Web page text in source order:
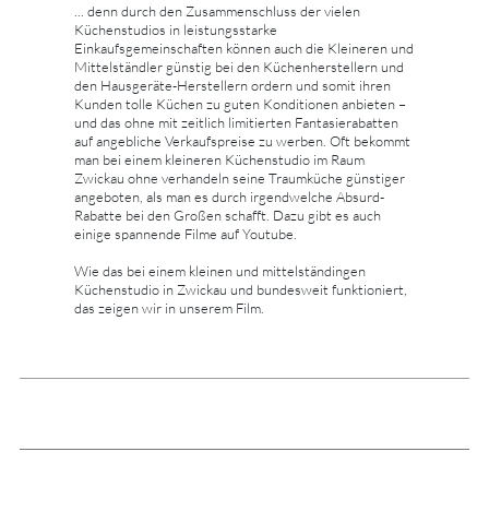
... denn durch den Zusammenschluss der vielen
Küchenstudios in leistungsstarke
Einkaufsgemeinschaften können auch die Kleineren und
Mittelständler günstig bei den Küchenherstellern und
den Hausgeräte-Herstellern ordern und somit ihren
Kunden tolle Küchen zu guten Konditionen anbieten –
und das ohne mit zeitlich limitierten Fantasierabatten
auf angebliche Verkaufspreise zu werben. Oft bekommt
man bei einem kleineren Küchenstudio im Raum
Zwickau ohne verhandeln seine Traumküche günstiger
angeboten, als man es durch irgendwelche Absurd-
Rabatte bei den Großen schafft. Dazu gibt es auch
einige spannende Filme auf Youtube.
Wie das bei einem kleinen und mittelständingen
Küchenstudio in Zwickau und bundesweit funktioniert,
das zeigen wir in unserem Film.